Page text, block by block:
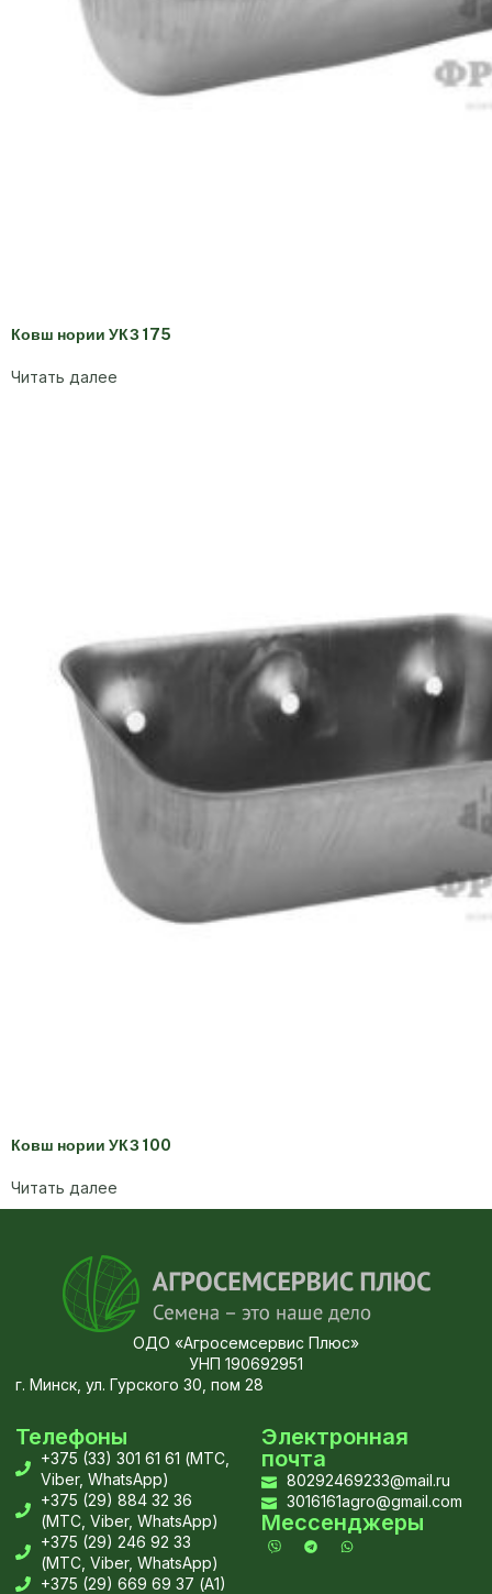
Ковш нории УКЗ 175
Читать далее
Ковш нории УКЗ 100
Читать далее
ОДО «Агросемсервис Плюс»
УНП 190692951
г. Минск, ул. Гурского 30, пом 28
Телефоны
+375 (33) 301 61 61 (МТС,
Viber, WhatsApp)
+375 (29) 884 32 36
(МТС, Viber, WhatsApp)
+375 (29) 246 92 33
(МТС, Viber, WhatsApp)
+375 (29) 669 69 37 (А1)
Электронная
почта
80292469233@mail.ru
3016161agro@gmail.com
Мессенджеры